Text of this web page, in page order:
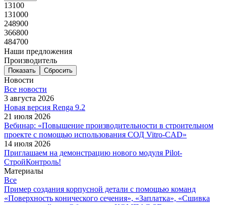
13100
131000
248900
366800
484700
Наши предложения
Производитель
Сбросить
Новости
Все новости
3 августа 2026
Новая версия Renga 9.2
21 июля 2026
Вебинар: «Повышение производительности в строительном
проекте с помощью использования СОД Vitro-CAD»
14 июля 2026
Приглашаем на демонстрацию нового модуля Pilot-
СтройКонтроль!
Материалы
Все
Пример создания корпусной детали с помощью команд
«Поверхность конического сечения», «Заплатка», «Сшивка